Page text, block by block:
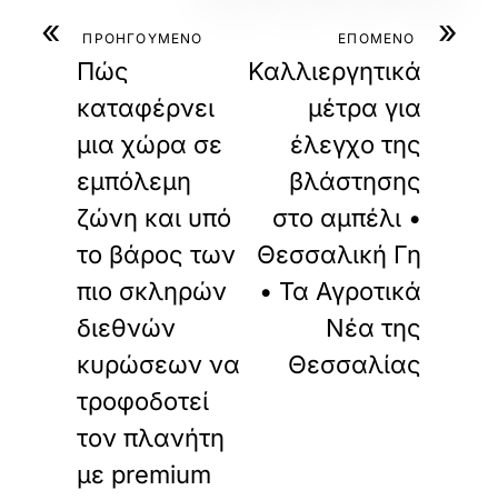
« ΠΡΟΗΓΟΥΜΕΝΟ
Πώς
καταφέρνει
μια χώρα σε
εμπόλεμη
ζώνη και υπό
το βάρος των
πιο σκληρών
διεθνών
κυρώσεων να
τροφοδοτεί
τον πλανήτη
με premium
»
ΕΠΟΜΕΝΟ
Καλλιεργητικά
μέτρα για
έλεγχο της
βλάστησης
στο αμπέλι •
Θεσσαλική Γη
• Τα Αγροτικά
Νέα της
Θεσσαλίας